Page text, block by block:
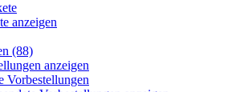
anzeigen
(88)
anzeigen
Vorbestellungen